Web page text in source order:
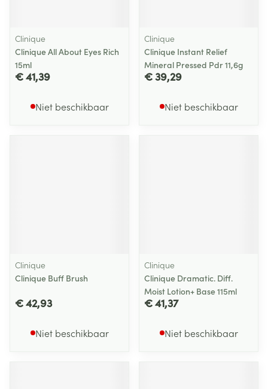
Clinique
Clinique All About Eyes Rich
15ml
€ 41,39
Niet beschikbaar
Clinique
Clinique Instant Relief
Mineral Pressed Pdr 11,6g
€ 39,29
Niet beschikbaar
Clinique
Clinique Buff Brush
€ 42,93
Niet beschikbaar
Clinique
Clinique Dramatic. Diff.
Moist Lotion+ Base 115ml
€ 41,37
Niet beschikbaar